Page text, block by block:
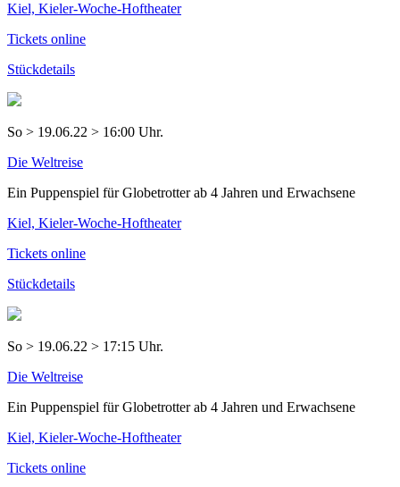
Kiel, Kieler-Woche-Hoftheater
Tickets online
Stückdetails
So > 19.06.22 > 16:00 Uhr.
Die Weltreise
Ein Puppenspiel für Globetrotter ab 4 Jahren und Erwachsene
Kiel, Kieler-Woche-Hoftheater
Tickets online
Stückdetails
So > 19.06.22 > 17:15 Uhr.
Die Weltreise
Ein Puppenspiel für Globetrotter ab 4 Jahren und Erwachsene
Kiel, Kieler-Woche-Hoftheater
Tickets online